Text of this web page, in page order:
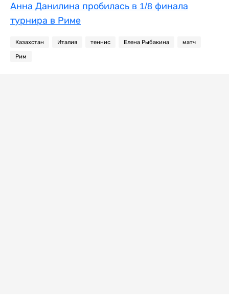
Анна Данилина пробилась в 1/8 финала
турнира в Риме
Казахстан Италия теннис Елена Рыбакина матч
Рим